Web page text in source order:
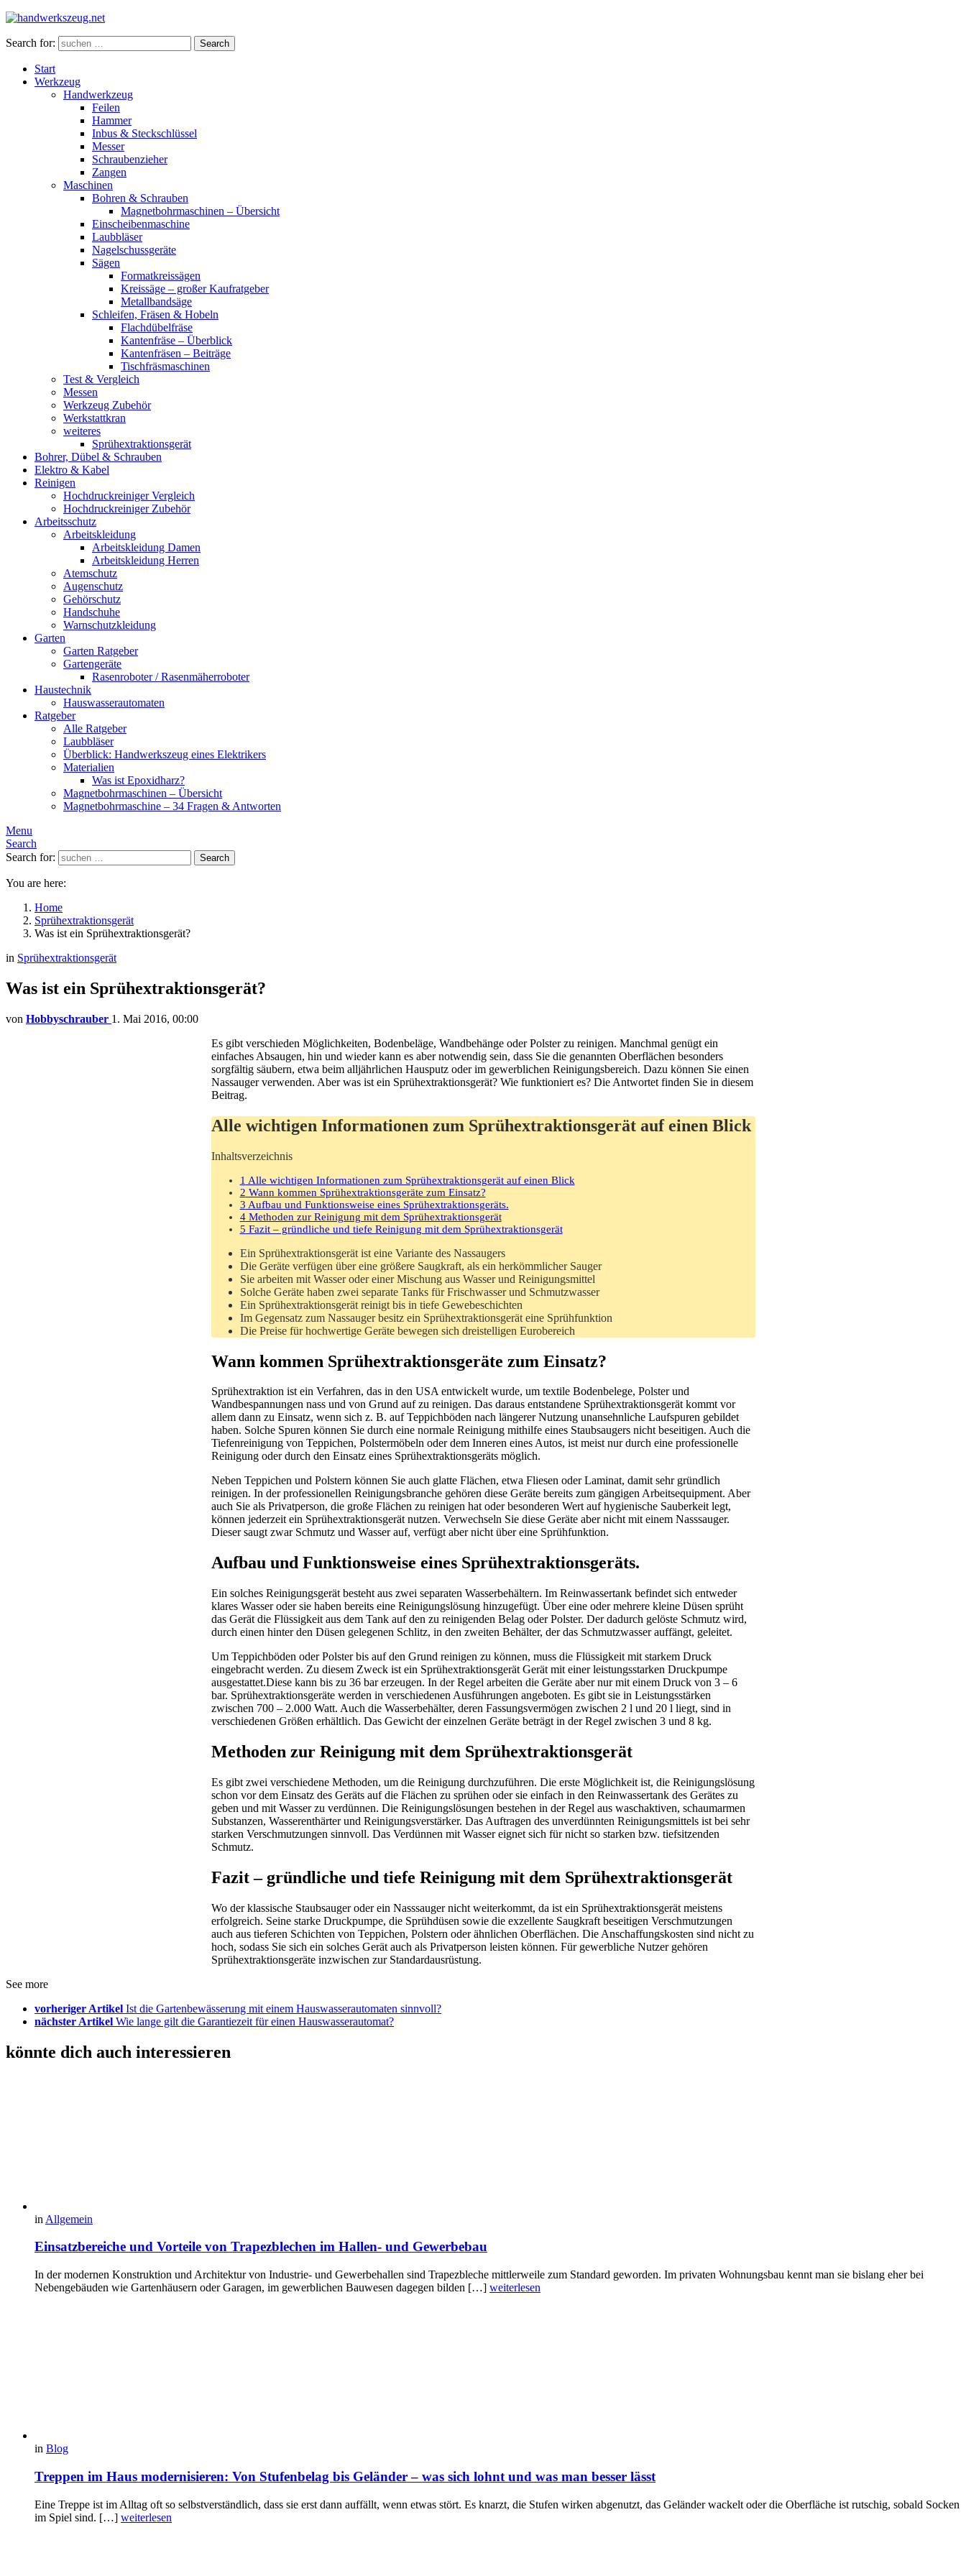
Search for: Search
Start
Werkzeug
Handwerkzeug
Feilen
Hammer
Inbus & Steckschlüssel
Messer
Schraubenzieher
Zangen
Maschinen
Bohren & Schrauben
Magnetbohrmaschinen – Übersicht
Einscheibenmaschine
Laubbläser
Nagelschussgeräte
Sägen
Formatkreissägen
Kreissäge – großer Kaufratgeber
Metallbandsäge
Schleifen, Fräsen & Hobeln
Flachdübelfräse
Kantenfräse – Überblick
Kantenfräsen – Beiträge
Tischfräsmaschinen
Test & Vergleich
Messen
Werkzeug Zubehör
Werkstattkran
weiteres
Sprühextraktionsgerät
Bohrer, Dübel & Schrauben
Elektro & Kabel
Reinigen
Hochdruckreiniger Vergleich
Hochdruckreiniger Zubehör
Arbeitsschutz
Arbeitskleidung
Arbeitskleidung Damen
Arbeitskleidung Herren
Atemschutz
Augenschutz
Gehörschutz
Handschuhe
Warnschutzkleidung
Garten
Garten Ratgeber
Gartengeräte
Rasenroboter / Rasenmäherroboter
Haustechnik
Hauswasserautomaten
Ratgeber
Alle Ratgeber
Laubbläser
Überblick: Handwerkszeug eines Elektrikers
Materialien
Was ist Epoxidharz?
Magnetbohrmaschinen – Übersicht
Magnetbohrmaschine – 34 Fragen & Antworten
Menu
Search
Search for:
Search
You are here:
Home
Sprühextraktionsgerät
Was ist ein Sprühextraktionsgerät?
in Sprühextraktionsgerät
Was ist ein Sprühextraktionsgerät?
von Hobbyschrauber 1. Mai 2016, 00:00
Es gibt verschieden Möglichkeiten, Bodenbeläge, Wandbehänge oder Polster zu reinigen. Manchmal genügt ein
einfaches Absaugen, hin und wieder kann es aber notwendig sein, dass Sie die genannten Oberflächen besonders
sorgfältig säubern, etwa beim alljährlichen Hausputz oder im gewerblichen Reinigungsbereich. Dazu können Sie einen
Nassauger verwenden. Aber was ist ein Sprühextraktionsgerät? Wie funktioniert es? Die Antwortet finden Sie in diesem
Beitrag.
Alle wichtigen Informationen zum Sprühextraktionsgerät auf einen Blick
Inhaltsverzeichnis
1 Alle wichtigen Informationen zum Sprühextraktionsgerät auf einen Blick
2 Wann kommen Sprühextraktionsgeräte zum Einsatz?
3 Aufbau und Funktionsweise eines Sprühextraktionsgeräts.
4Methoden zur Reinigung mit dem Sprühextraktionsgerät
5 Fazit – gründliche und tiefe Reinigung mit dem Sprühextraktionsgerät
Ein Sprühextraktionsgerät ist eine Variante des Nassaugers
Die Geräte verfügen über eine größere Saugkraft, als ein herkömmlicher Sauger
Sie arbeiten mit Wasser oder einer Mischung aus Wasser und Reinigungsmittel
Solche Geräte haben zwei separate Tanks für Frischwasser und Schmutzwasser
Ein Sprühextraktionsgerät reinigt bis in tiefe Gewebeschichten
Im Gegensatz zum Nassauger besitz ein Sprühextraktionsgerät eine Sprühfunktion
Die Preise für hochwertige Geräte bewegen sich dreistelligen Eurobereich
Wann kommen Sprühextraktionsgeräte zum Einsatz?
Sprühextraktion ist ein Verfahren, das in den USA entwickelt wurde, um textile Bodenbelege, Polster und
Wandbespannungen nass und von Grund auf zu reinigen. Das daraus entstandene Sprühextraktionsgerät kommt vor
allem dann zu Einsatz, wenn sich z. B. auf Teppichböden nach längerer Nutzung unansehnliche Laufspuren gebildet
haben. Solche Spuren können Sie durch eine normale Reinigung mithilfe eines Staubsaugers nicht beseitigen. Auch die
Tiefenreinigung von Teppichen, Polstermöbeln oder dem Inneren eines Autos, ist meist nur durch eine professionelle
Reinigung oder durch den Einsatz eines Sprühextraktionsgeräts möglich.
Neben Teppichen und Polstern können Sie auch glatte Flächen, etwa Fliesen oder Laminat, damit sehr gründlich
reinigen. In der professionellen Reinigungsbranche gehören diese Geräte bereits zum gängigen Arbeitsequipment. Aber
auch Sie als Privatperson, die große Flächen zu reinigen hat oder besonderen Wert auf hygienische Sauberkeit legt,
können jederzeit ein Sprühextraktionsgerät nutzen. Verwechseln Sie diese Geräte aber nicht mit einem Nasssauger.
Dieser saugt zwar Schmutz und Wasser auf, verfügt aber nicht über eine Sprühfunktion.
Aufbau und Funktionsweise eines Sprühextraktionsgeräts.
Ein solches Reinigungsgerät besteht aus zwei separaten Wasserbehältern. Im Reinwassertank befindet sich entweder
klares Wasser oder sie haben bereits eine Reinigungslösung hinzugefügt. Über eine oder mehrere kleine Düsen sprüht
das Gerät die Flüssigkeit aus dem Tank auf den zu reinigenden Belag oder Polster. Der dadurch gelöste Schmutz wird,
durch einen hinter den Düsen gelegenen Schlitz, in den zweiten Behälter, der das Schmutzwasser auffängt, geleitet.
Um Teppichböden oder Polster bis auf den Grund reinigen zu können, muss die Flüssigkeit mit starkem Druck
eingebracht werden. Zu diesem Zweck ist ein Sprühextraktionsgerät Gerät mit einer leistungsstarken Druckpumpe
ausgestattet.Diese kann bis zu 36 bar erzeugen. In der Regel arbeiten die Geräte aber nur mit einem Druck von 3 – 6
bar. Sprühextraktionsgeräte werden in verschiedenen Ausführungen angeboten. Es gibt sie in Leistungsstärken
zwischen 700 – 2.000 Watt. Auch die Wasserbehälter, deren Fassungsvermögen zwischen 2 l und 20 l liegt, sind in
verschiedenen Größen erhältlich. Das Gewicht der einzelnen Geräte beträgt in der Regel zwischen 3 und 8 kg.
Methoden zur Reinigung mit dem Sprühextraktionsgerät
Es gibt zwei verschiedene Methoden, um die Reinigung durchzuführen. Die erste Möglichkeit ist, die Reinigungslösung
schon vor dem Einsatz des Geräts auf die Flächen zu sprühen oder sie einfach in den Reinwassertank des Gerätes zu
geben und mit Wasser zu verdünnen. Die Reinigungslösungen bestehen in der Regel aus waschaktiven, schaumarmen
Substanzen, Wasserenthärter und Reinigungsverstärker. Das Auftragen des unverdünnten Reinigungsmittels ist bei sehr
starken Verschmutzungen sinnvoll. Das Verdünnen mit Wasser eignet sich für nicht so starken bzw. tiefsitzenden
Schmutz.
Fazit – gründliche und tiefe Reinigung mit dem Sprühextraktionsgerät
Wo der klassische Staubsauger oder ein Nasssauger nicht weiterkommt, da ist ein Sprühextraktionsgerät meistens
erfolgreich. Seine starke Druckpumpe, die Sprühdüsen sowie die exzellente Saugkraft beseitigen Verschmutzungen
auch aus tieferen Schichten von Teppichen, Polstern oder ähnlichen Oberflächen. Die Anschaffungskosten sind nicht zu
hoch, sodass Sie sich ein solches Gerät auch als Privatperson leisten können. Für gewerbliche Nutzer gehören
Sprühextraktionsgeräte inzwischen zur Standardausrüstung.
See more
vorheriger Artikel Ist die Gartenbewässerung mit einem Hauswasserautomaten sinnvoll?
nächster Artikel Wie lange gilt die Garantiezeit für einen Hauswasserautomat?
könnte dich auch interessieren
in Allgemein
Einsatzbereiche und Vorteile von Trapezblechen im Hallen- und Gewerbebau
In der modernen Konstruktion und Architektur von Industrie- und Gewerbehallen sind Trapezbleche mittlerweile zum Standard geworden. Im privaten Wohnungsbau kennt man sie bislang eher bei
Nebengebäuden wie Gartenhäusern oder Garagen, im gewerblichen Bauwesen dagegen bilden […] weiterlesen
in Blog
Treppen im Haus modernisieren: Von Stufenbelag bis Geländer – was sich lohnt und was man besser lässt
Eine Treppe ist im Alltag oft so selbstverständlich, dass sie erst dann auffällt, wenn etwas stört. Es knarzt, die Stufen wirken abgenutzt, das Geländer wackelt oder die Oberfläche ist rutschig, sobald Socken
im Spiel sind. […] weiterlesen